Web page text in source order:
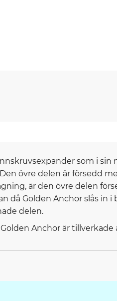
som i
övre delen är försedd
är den övre delen
då Golden Anchor slås
delen.
Anchor är